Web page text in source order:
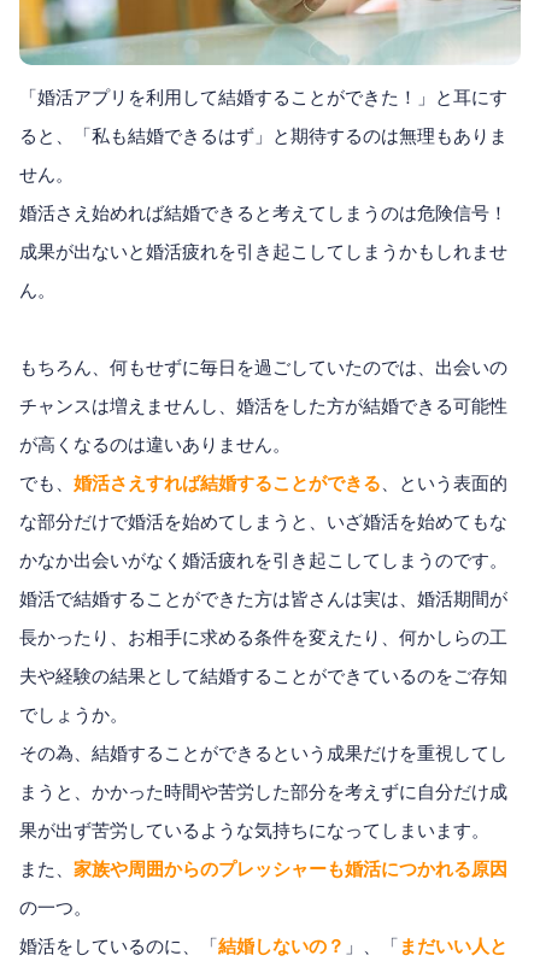
「婚活アプリを利用して結婚することができた！」と耳にす
ると、「私も結婚できるはず」と期待するのは無理もありま
せん。
婚活さえ始めれば結婚できると考えてしまうのは危険信号！
成果が出ないと婚活疲れを引き起こしてしまうかもしれませ
ん。
もちろん、何もせずに毎日を過ごしていたのでは、出会いの
チャンスは増えませんし、婚活をした方が結婚できる可能性
が高くなるのは違いありません。
でも、 婚活さえすれば結婚することができる 、という表面的
な部分だけで婚活を始めてしまうと、いざ婚活を始めてもな
かなか出会いがなく婚活疲れを引き起こしてしまうのです。
婚活で結婚することができた方は皆さんは実は、婚活期間が
長かったり、お相手に求める条件を変えたり、何かしらの工
夫や経験の結果として結婚することができているのをご存知
でしょうか。
その為、結婚することができるという成果だけを重視してし
まうと、かかった時間や苦労した部分を考えずに自分だけ成
果が出ず苦労しているような気持ちになってしまいます。
また、 家族や周囲からのプレッシャーも婚活につかれる原因
の一つ。
婚活をしているのに、「結婚しないの？ 」、「 まだいい人と